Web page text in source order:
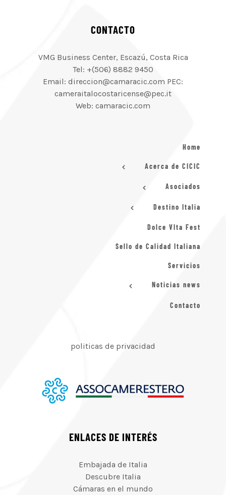
CONTACTO
VMG Business Center, Escazú, Costa Rica
Tel: +(506) 8882 9450
Email: direccion@camaracic.com PEC:
cameraitalocostaricense@pec.it
Web: camaracic.com
Home
Acerca de CICIC
Asociados
Destino Italia
Dolce VIta Fest
Sello de Calidad Italiana
Servicios
Noticias news
Contacto
politicas de privacidad
ENLACES DE INTERÉS
Embajada de Italia
Descubre Italia
Cámaras en el mundo